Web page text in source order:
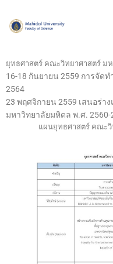
ยุทธศาสตร์ คณะวิทยาศาสตร์ ม
16-18 กันยายน 2559 การจัด
2564
23 พฤศจิกายน 2559 เสนอร่
มหาวิทยาลัยมหิดล พ.ศ.
แผนยุทธศาสตร์ คณะวิ